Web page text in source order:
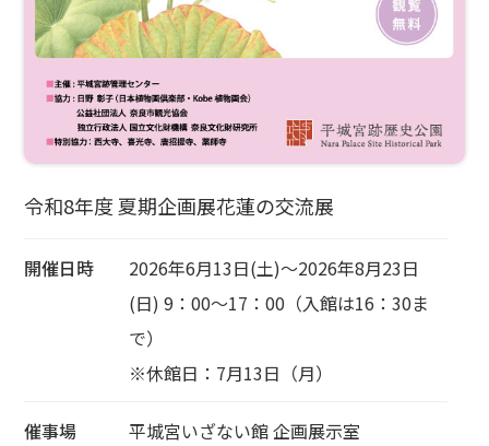
令和8年度 夏期企画展花蓮の交流展
開催日時
2026年6月13日(土)～2026年8月23日
(日) 9：00～17：00（入館は16：30ま
で）
※休館日：7月13日（月）
催事場 平城宮いざない館 企画展示室